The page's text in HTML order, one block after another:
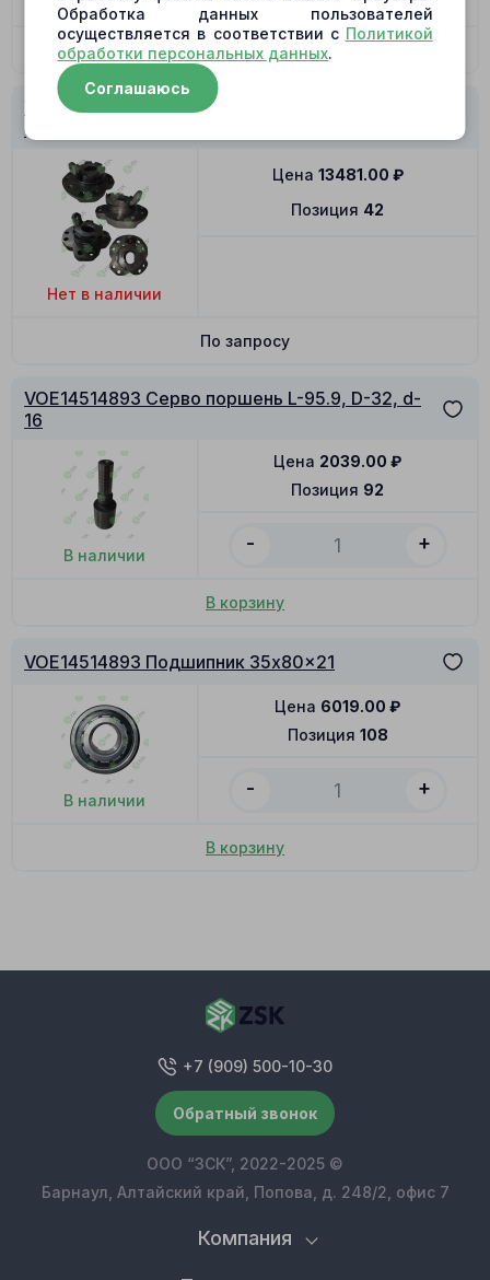
В корзину
VOE14514893 Суппорт+Поворотная плита
(40+41)
Нет в наличии
Позиция 42
Цена 13481.00 ₽
По запросу
VOE14514893 Серво поршень L-95.9, D-32, d-
16
В наличии
Позиция 92
Цена 2039.00 ₽
- +
В корзину
VOE14514893 Подшипник 35x80x21
В наличии
Позиция 108
Цена 6019.00 ₽
- +
В корзину
Компания
+7 (909) 500-10-30
Обратный звонок
ООО “ЗСК”, 2022-2025 ©
Барнаул, Алтайский край, Попова, д. 248/2, офис 7
Обработка данных пользователей
осуществляется в соответствии с Политикой
обработки персональных данных.
Соглашаюсь